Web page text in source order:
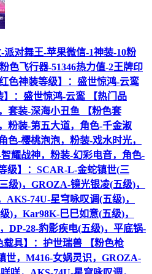
派对舞王-苹果微信-1神装-10粉
色飞行器-51346热力值-2王牌印
色神装等级】：盛世惊鸿-云鸾
：盛世惊鸿-云鸾 【热门品
套装-深海小丑鱼 【粉色套
粉装-第五大道，角色-千金淑
色-樱桃泡泡，粉装-戏水时光，
耀战神，粉装-幻彩电音，角色-
级】：SCAR-L-金蛇镇世(三
级)，GROZA-镜光银凌(五级)，
AKS-74U-星穹咏叹调(五级)，
)，Kar98K-巳巳如意(五级)，
DP-28-豹影疾电(五级)，平底锅-
载具】：护世瑞兽 【粉色枪
世，M416-女娲灵识，GROZA-